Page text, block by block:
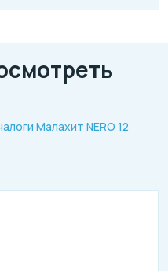
Малахит NERO 12